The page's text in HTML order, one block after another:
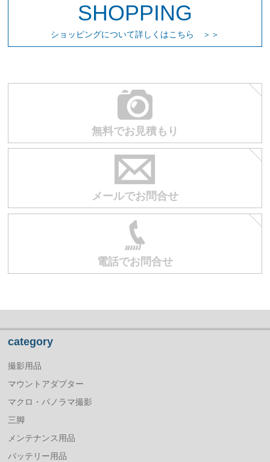
SHOPPING
ショッピングについて詳しくはこちら ＞＞
無料でお見積もり
メールでお問合せ
電話でお問合せ
category
撮影用品
マウントアダプター
マクロ・パノラマ撮影
三脚
メンテナンス用品
バッテリー用品